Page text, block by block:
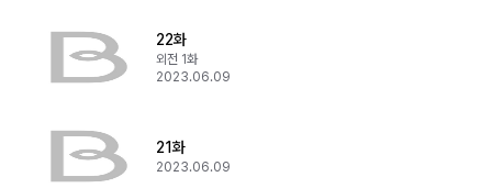
22화
외전 1화
2023.06.09
21화
2023.06.09